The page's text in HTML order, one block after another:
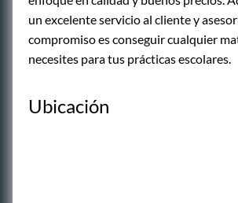
un excelente servicio al cliente y
compromiso es conseguir cualquier
necesites para tus prácticas escolares.
Ubicación